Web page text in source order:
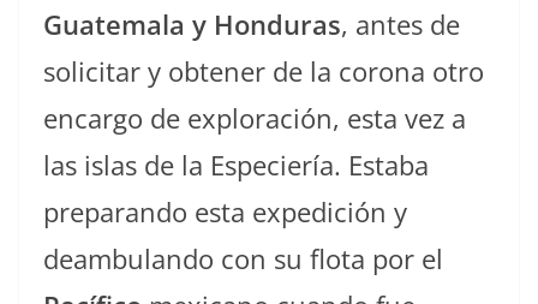
Guatemala y Honduras, antes de
solicitar y obtener de la corona otro
encargo de exploración, esta vez a
las islas de la Especiería. Estaba
preparando esta expedición y
deambulando con su flota por el